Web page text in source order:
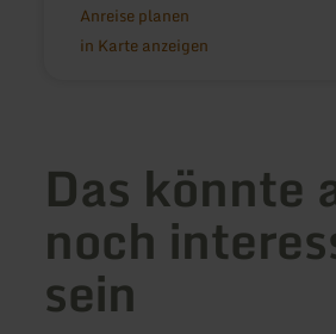
Anreise planen
in Karte anzeigen
Das könnte
noch
sein